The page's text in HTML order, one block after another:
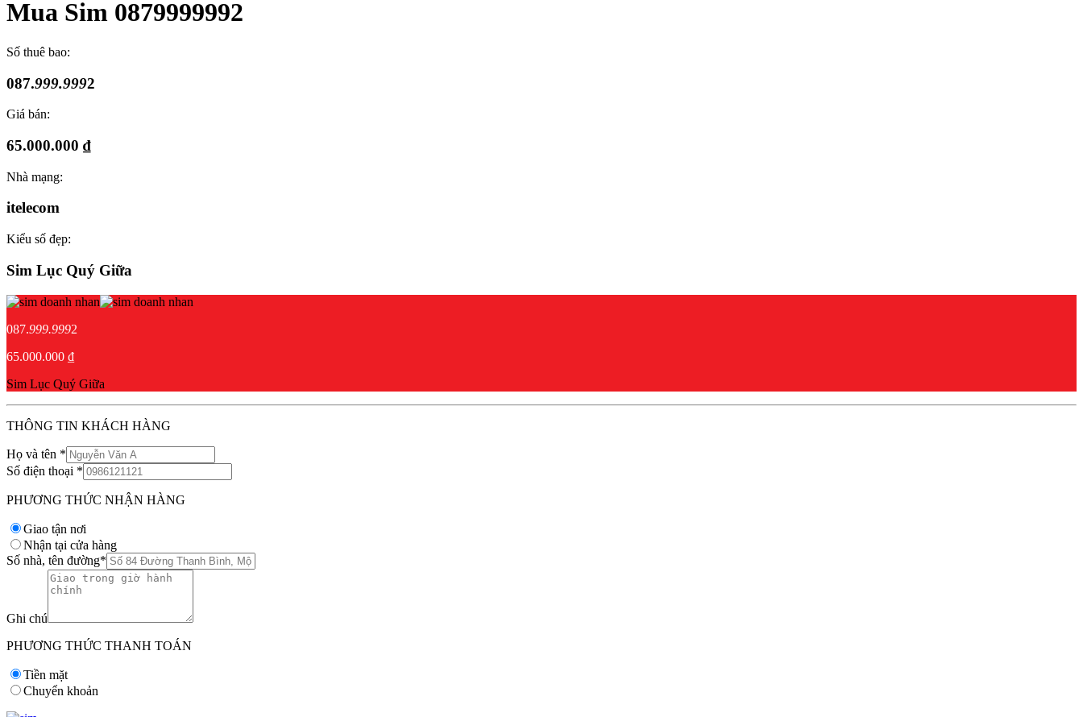
Mua Sim 0879999992
Số thuê bao:
087.999.9992
Giá bán:
65.000.000 ₫
Nhà mạng:
itelecom
Kiểu số đẹp:
Sim Lục Quý Giữa
087.999.9992
65.000.000 ₫
Sim Lục Quý Giữa
THÔNG TIN KHÁCH HÀNG
Họ và tên *
Số điện thoại *
PHƯƠNG THỨC NHẬN HÀNG
Giao tận nơi
Nhận tại cửa hàng
Số nhà, tên đường*
Ghi chú
PHƯƠNG THỨC THANH TOÁN
Tiền mặt
Chuyển khoản